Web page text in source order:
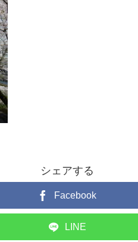
シェアする
Facebook
LINE